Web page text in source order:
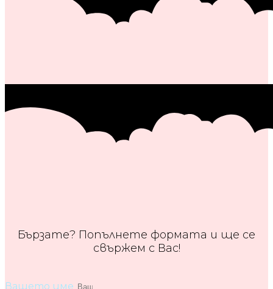
Бързате? Попълнете формата и ще се
свържем с Вас!
Вашето име